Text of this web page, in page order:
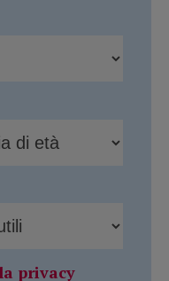
privacy